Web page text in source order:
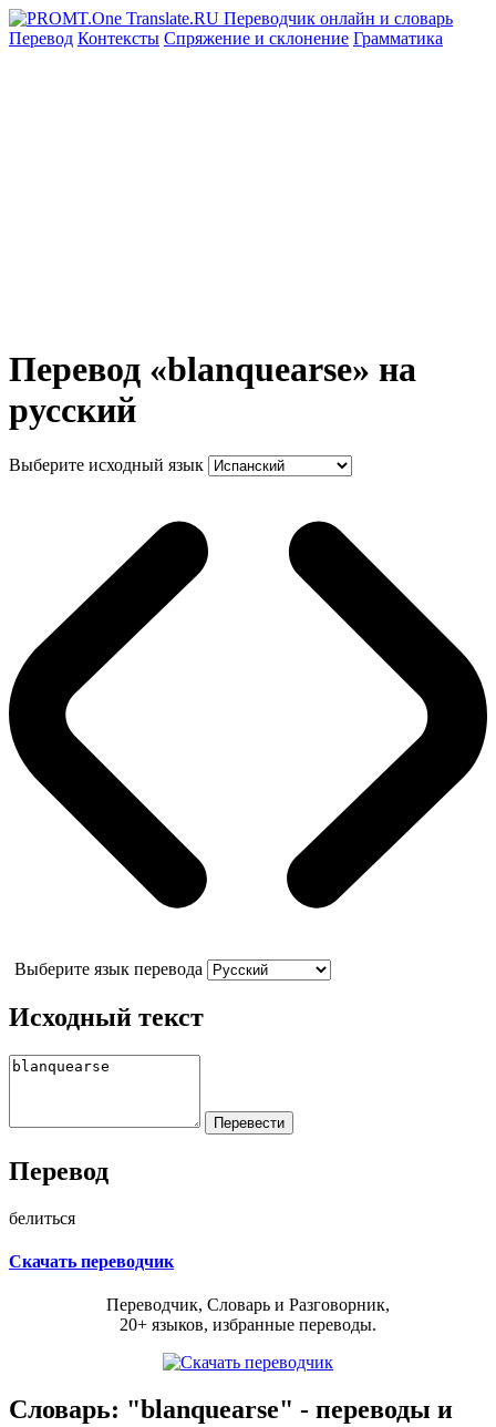
Перевод Контексты Спряжение и склонение Грамматика
Перевод «blanquearse» на
русский
Выберите исходный язык
Выберите язык перевода
Исходный текст
Перевод
белиться
Скачать переводчик
Переводчик, Словарь и Разговорник,
20+ языков, избранные переводы.
Словарь: "blanquearse" - переводы и